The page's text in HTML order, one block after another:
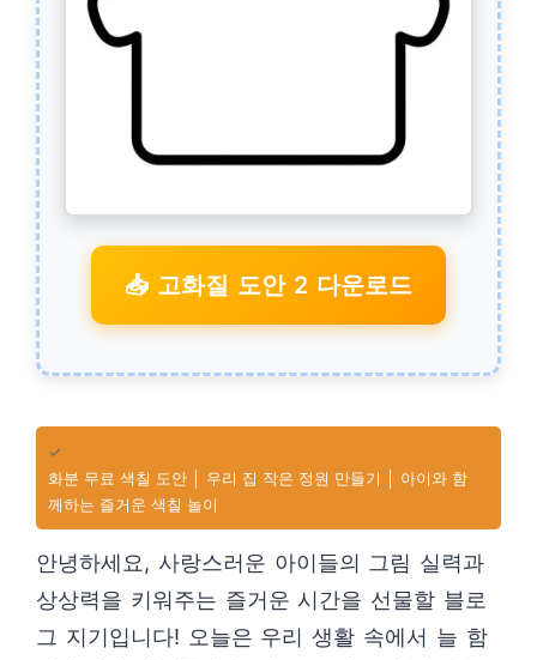
📥 고화질 도안 2 다운로드
✓
화분 무료 색칠 도안 │ 우리 집 작은 정원 만들기 │ 아이와 함
께하는 즐거운 색칠 놀이
안녕하세요, 사랑스러운 아이들의 그림 실력과
상상력을 키워주는 즐거운 시간을 선물할 블로
그 지기입니다! 오늘은 우리 생활 속에서 늘 함